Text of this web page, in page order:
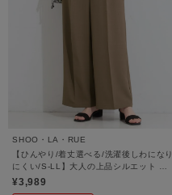
SHOO・LA・RUE
【ひんやり/着丈選べる/洗濯後しわになり
にくい/S-LL】大人の上品シルエット セ
ンタープレスタックワイドパンツ
¥3,989